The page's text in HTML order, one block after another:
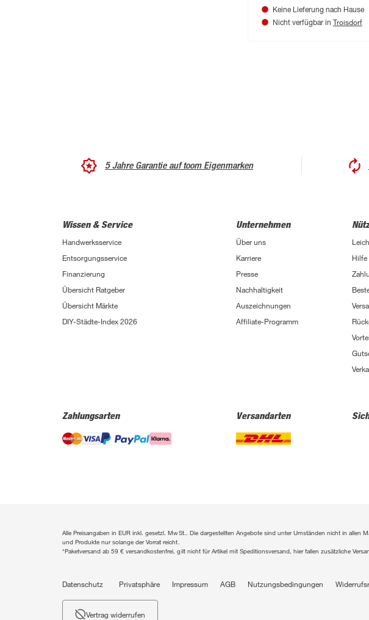
Keine Lieferung nach Hause
Nicht verfügbar in Troisdorf
5 Jahre Garantie auf toom Eigenmarken
Wissen & Service
Handwerksservice
Entsorgungsservice
Finanzierung
Übersicht Ratgeber
Übersicht Märkte
DIY-Städte-Index 2026
Unternehmen
Über uns
Karriere
Presse
Nachhaltigkeit
Auszeichnungen
Affiliate-Programm
Hilfe
Zahlungsarten Versandarten
Alle Preisangaben in EUR inkl. gesetzl. MwSt.. Die dargestellten Angebote sind unter Umständen nicht in
und Produkte nur solange der Vorrat reicht.
*Paketversand ab 59 € versandkostenfrei, gilt nicht für Artikel mit Speditionsversand, hier fallen zusätzliche
Datenschutz Privatsphäre Impressum AGB Nutzungsbedingungen
Vertrag widerrufen